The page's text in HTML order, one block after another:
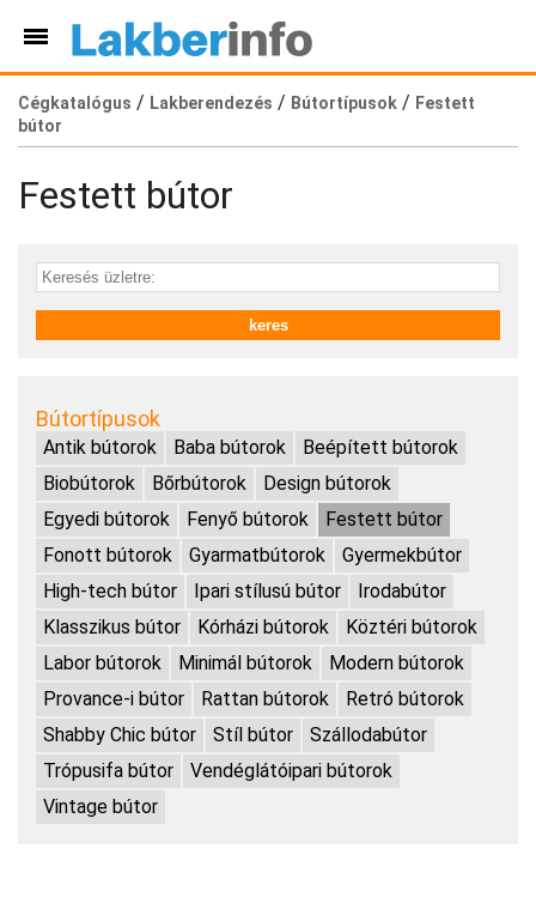
Cégkatalógus / Lakberendezés / Bútortípusok / Festett
bútor
Festett bútor
Bútortípusok
Antik bútorok Baba bútorok
Beépített bútorok
Biobútorok
Bőrbútorok
Design bútorok
Egyedi bútorok
Fenyő bútorok
Festett bútor
Fonott bútorok
Gyarmatbútorok
Gyermekbútor
High-tech bútor
Ipari stílusú bútor
Irodabútor
Klasszikus bútor
Kórházi bútorok
Köztéri bútorok
Labor bútorok
Minimál bútorok
Modern bútorok
Provance-i bútor
Rattan bútorok
Retró bútorok
Shabby Chic bútor
Stíl bútor
Szállodabútor
Trópusifa bútor
Vendéglátóipari bútorok
Vintage bútor